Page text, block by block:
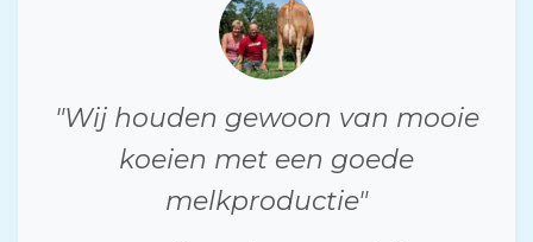
"Wij houden gewoon van mooie
koeien met een goede
melkproductie"